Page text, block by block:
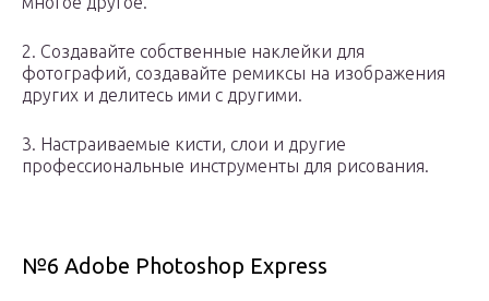
2. Создавайте собственные наклейки для
фотографий, создавайте ремиксы на изображения
других и делитесь ими с другими.
3. Настраиваемые кисти, слои и другие
профессиональные инструменты для рисования.
№6 Adobe Photoshop Express